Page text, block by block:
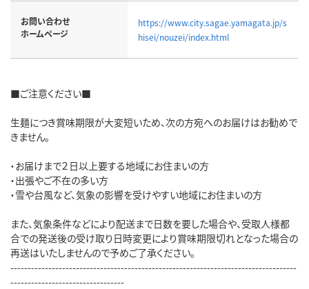
お問い合わせ
ホームページ
https://www.city.sagae.yamagata.jp/s
hisei/nouzei/index.html
■ご注意ください■
生麺につき賞味期限が大変短いため、次の方宛へのお届けはお勧めで
きません。
・お届けまで２日以上要する地域にお住まいの方
・出張やご不在の多い方
・雪や台風など、気象の影響を受けやすい地域にお住まいの方
また、気象条件などにより配送まで日数を要した場合や、受取人様都
合での発送後の受け取り日時変更により賞味期限切れとなった場合の
再送はいたしませんので予めご了承ください。
-----------------------------------------------------------------------------------
---------------------------------